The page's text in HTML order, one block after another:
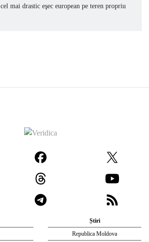
mai drastic eşec european pe teren propriu
Știri
Republica Moldova